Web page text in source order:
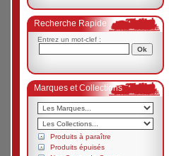
Recherche Rapide
Entrez un mot-clef :
Marques et Collections
Produits à paraître
Produits épuisés